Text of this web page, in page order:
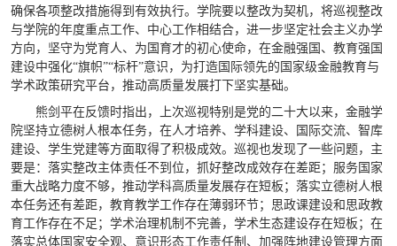
确保各项整改措施得到有效执行。学院要以整改为契机，将巡视整改
与学院的年度重点工作、中心工作相结合，进一步坚定社会主义办学
方向，坚守为党育人、为国育才的初心使命，在金融强国、教育强国
建设中强化“旗帜”“标杆”意识，为打造国际领先的国家级金融教育与
学术政策研究平台，推动高质量发展打下坚实基础。
熊剑平在反馈时指出，上次巡视特别是党的二十大以来，金融学
院坚持立德树人根本任务，在人才培养、学科建设、国际交流、智库
建设、学生党建等方面取得了积极成效。巡视也发现了一些问题，主
要是：落实整改主体责任不到位，抓好整改成效存在差距；服务国家
重大战略力度不够，推动学科高质量发展存在短板；落实立德树人根
本任务还有差距，教育教学工作存在薄弱环节；思政课建设和思政教
育工作存在不足；学术治理机制不完善，学术生态建设存在短板；在
落实总体国家安全观、意识形态工作责任制、加强阵地建设管理方面